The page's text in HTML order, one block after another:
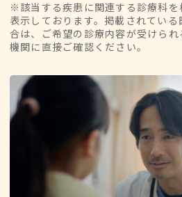
※該当する疾患に関連する診療科を
表示しております。掲載されてい
合は、ご希望の診療内容が受けら
機関に直接ご確認ください。